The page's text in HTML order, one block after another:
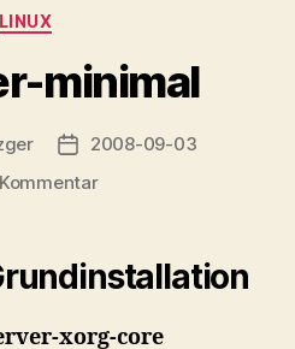
Kategorien
LINUX
minimal
Veröffentlichungsdatum
2008-09-03
zu
minimal
xorg-core